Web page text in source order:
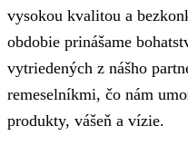
vysokou kvalitou a
obdobie prinášame
vytriedených z nášho
remeselníkmi, čo nám
produkty, vášeň a vízie.